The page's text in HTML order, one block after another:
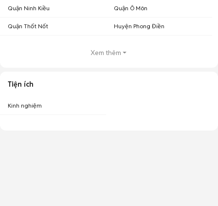
Quận Ninh Kiều Quận Ô Môn
Quận Thốt Nốt Huyện Phong Điền
Xem thêm
Tiện ích
Kinh nghiệm